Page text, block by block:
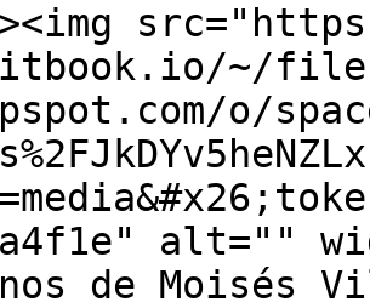
~/
o/
alt=""
de Moisés